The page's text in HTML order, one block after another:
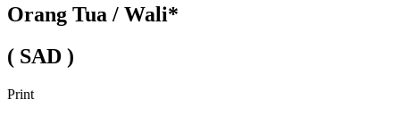
Orang Tua / Wali*
( SAD )
Print